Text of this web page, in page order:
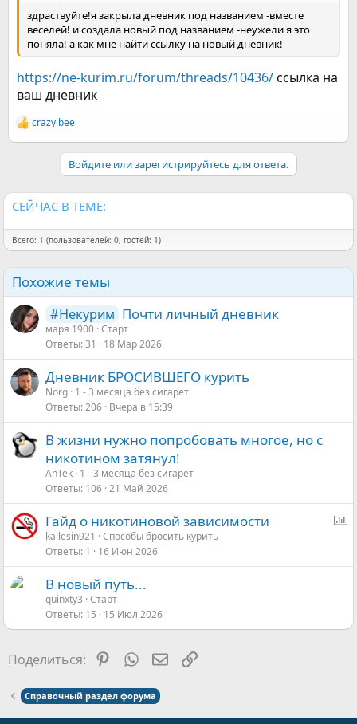
здраствуйте!я закрыла дневник под названием -вместе
веселей! и создала новый под названием -неужели я это
поняла! а как мне найти ссылку на новый дневник!
https://ne-kurim.ru/forum/threads/10436/ссылка на
ваш дневник
Р
е
и
и
crazy bee
Войдите или зарегистрируйтесь для ответа.
СЕЙЧАС В ТЕМЕ:
Всего: 1 (пользователей: 0, гостей: 1)
Похожие темы
#Некурим Почти личный дневник
маря 1900 Старт
Ответы 31 18 Мар 2026
Дневник БРОСИВШЕГО курить
Norg 1 - 3 месяца без сигарет
Ответы 206 Вчера в 15:39
В жизни нужно попробовать многое, но с
никотином затянул!
AnTek 1 - 3 месяца без сигарет
Ответы 106 21 Май 2026
О
о
Гайд о никотиновой зависимости
kallesin921
Способы бросить курить
Ответы 1 16 Июн 2026
В новый путь...
quinxty3 Старт
Ответы 15 15 Июл 2026
Поделиться: Pinterest
WhatsAppЭлектронная почта
Ссылка
Справочный раздел форума